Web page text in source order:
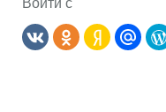
Войти с